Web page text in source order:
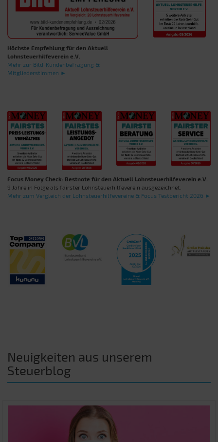
Höchste Empfehlung für den Aktuell
Lohnsteuerhilfeverein e.V.
Mehr zur Bild-Kundenbefragung &
Mitgliederstimmen ►
Focus Money Check: Bestnote für den Aktuell Lohnsteuerhilfeverein e.V.
9 Jahre in Folge als fairster Lohnsteuerhilfeverein ausgezeichnet.
Mehr zum Vergleich der Lohnsteuerhilfevereine & Focus Testbericht 2026 ►
Neuigkeiten aus unserem
Steuerblog